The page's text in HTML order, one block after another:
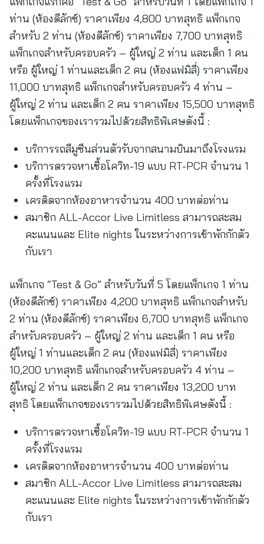
ท่าน (ห้องดีลักซ์) ราคาเพียง 4,800 บาทสุทธิ แพ็กเกจ
สำหรับ 2 ท่าน (ห้องดีลักซ์) ราคาเพียง 7,700 บาทสุทธิ
แพ็กเกจสำหรับครอบครัว – ผู้ใหญ่ 2 ท่าน และเด็ก 1 คน
หรือ ผู้ใหญ่ 1 ท่านและเด็ก 2 คน (ห้องแฟมิลี่) ราคาเพียง
11,000 บาทสุทธิ แพ็กเกจสำหรับครอบครัว 4 ท่าน –
ผู้ใหญ่ 2 ท่าน และเด็ก 2 คน ราคาเพียง 15,500 บาทสุทธิ
โดยแพ็กเกจของเรารวมไปด้วยสิทธิพิเศษดังนี้ :
บริการรถลีมูซีนส่วนตัวรับจากสนามบินมาถึงโรงแรม
บริการตรวจหาเชื้อโควิท-19 แบบ RT-PCR จำนวน 1
ครั้งที่โรงแรม
เครดิตจากห้องอาหารจำนวน 400 บาทต่อท่าน
สมาชิก ALL-Accor Live Limitless สามารถสะสม
คะแนนและ Elite nights ในระหว่างการเข้าพักกักตัว
กับเรา
แพ็กเกจ “Test & Go” สำหรับวันที่ 5 โดยแพ็กเกจ 1 ท่าน
(ห้องดีลักซ์) ราคาเพียง 4,200 บาทสุทธิ แพ็กเกจสำหรับ
2 ท่าน (ห้องดีลักซ์) ราคาเพียง 6,700 บาทสุทธิ แพ็กเกจ
สำหรับครอบครัว – ผู้ใหญ่ 2 ท่าน และเด็ก 1 คน หรือ
ผู้ใหญ่ 1 ท่านและเด็ก 2 คน (ห้องแฟมิลี่) ราคาเพียง
10,200 บาทสุทธิ แพ็กเกจสำหรับครอบครัว 4 ท่าน –
ผู้ใหญ่ 2 ท่าน และเด็ก 2 คน ราคาเพียง 13,200 บาท
สุทธิ โดยแพ็กเกจของเรารวมไปด้วยสิทธิพิเศษดังนี้ :
บริการตรวจหาเชื้อโควิท-19 แบบ RT-PCR จำนวน 1
ครั้งที่โรงแรม
เครดิตจากห้องอาหารจำนวน 400 บาทต่อท่าน
สมาชิก ALL-Accor Live Limitless สามารถสะสม
คะแนนและ Elite nights ในระหว่างการเข้าพักกักตัว
กับเรา